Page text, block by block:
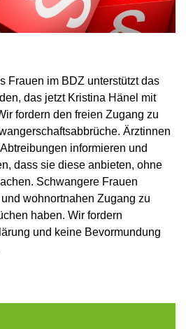
Frauen im BDZ unterstützt das
das jetzt Kristina Hänel mit
fordern den freien Zugang zu
Ärztinnen
informieren und
dass sie diese anbieten, ohne
Schwangere Frauen
wohnortnahen Zugang zu
haben. Wir fordern
und keine Bevormundung